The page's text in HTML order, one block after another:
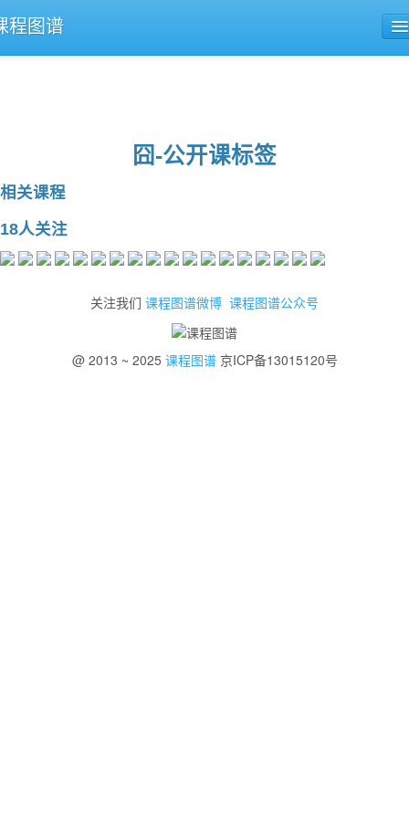
程图谱
囧-公开课标签
相关课程
18人关注
关注我们 课程图谱微博 课程图谱公众号
@ 2013 ~ 2025 课程图谱京ICP备13015120号